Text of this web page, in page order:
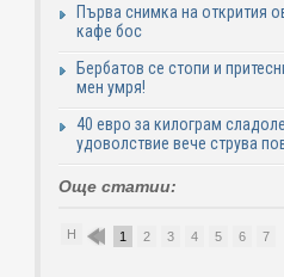
Първа снимка на открития
кафе бос
Бербатов се стопи и
мен умря!
40 евро за килограм
удоволствие вече струва
Още статии:
Н 1 2 3 4 5 6 7